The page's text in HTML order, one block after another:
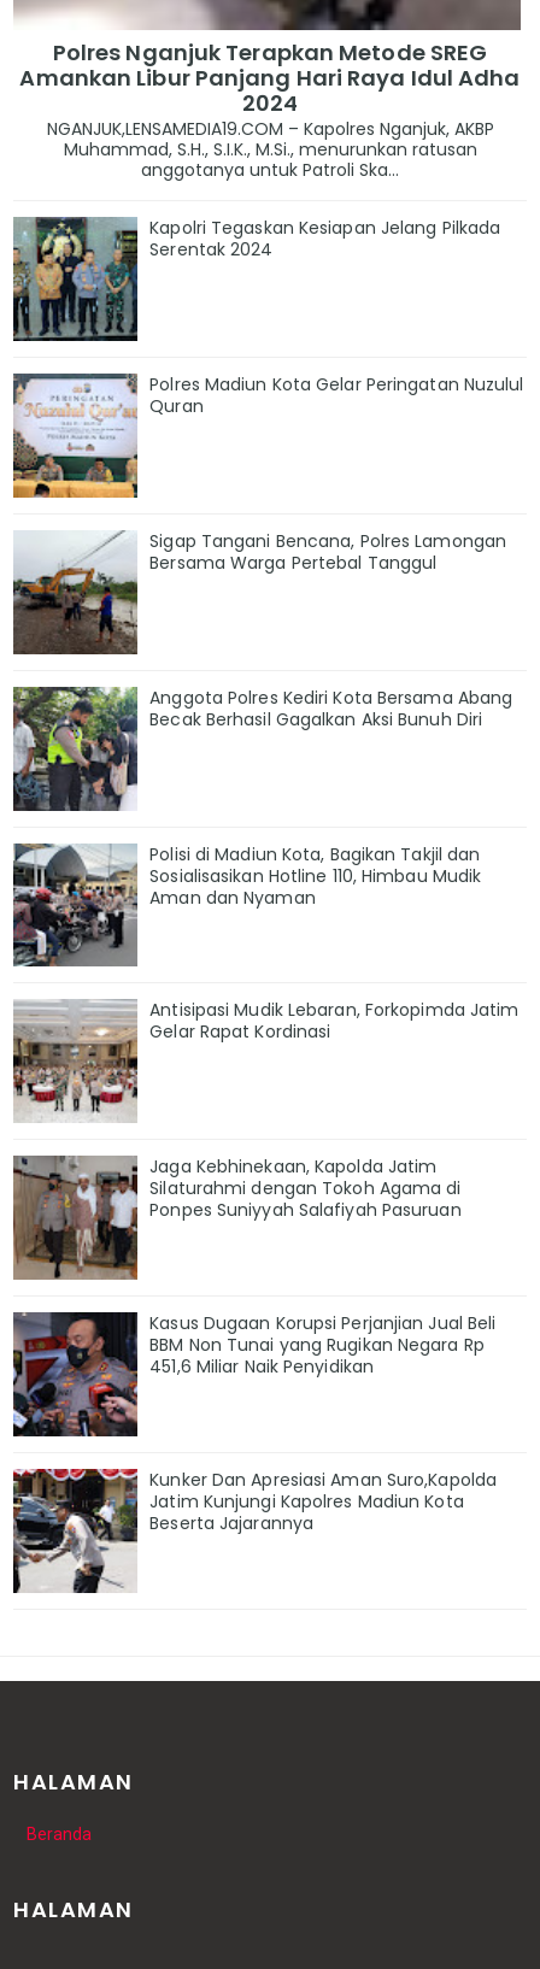
Polres Nganjuk Terapkan Metode SREG
Amankan Libur Panjang Hari Raya Idul Adha
2024
NGANJUK,LENSAMEDIA19.COM – Kapolres Nganjuk, AKBP
Muhammad, S.H., S.I.K., M.Si., menurunkan ratusan
anggotanya untuk Patroli Ska...
Kapolri Tegaskan Kesiapan Jelang Pilkada
Serentak 2024
Polres Madiun Kota Gelar Peringatan Nuzulul
Quran
Sigap Tangani Bencana, Polres Lamongan
Bersama Warga Pertebal Tanggul
Anggota Polres Kediri Kota Bersama Abang
Becak Berhasil Gagalkan Aksi Bunuh Diri
Polisi di Madiun Kota, Bagikan Takjil dan
Sosialisasikan Hotline 110, Himbau Mudik
Aman dan Nyaman
Antisipasi Mudik Lebaran, Forkopimda Jatim
Gelar Rapat Kordinasi
Jaga Kebhinekaan, Kapolda Jatim
Silaturahmi dengan Tokoh Agama di
Ponpes Suniyyah Salafiyah Pasuruan
Kasus Dugaan Korupsi Perjanjian Jual Beli
BBM Non Tunai yang Rugikan Negara Rp
451,6 Miliar Naik Penyidikan
Kunker Dan Apresiasi Aman Suro,Kapolda
Jatim Kunjungi Kapolres Madiun Kota
Beserta Jajarannya
HALAMAN
Beranda
HALAMAN